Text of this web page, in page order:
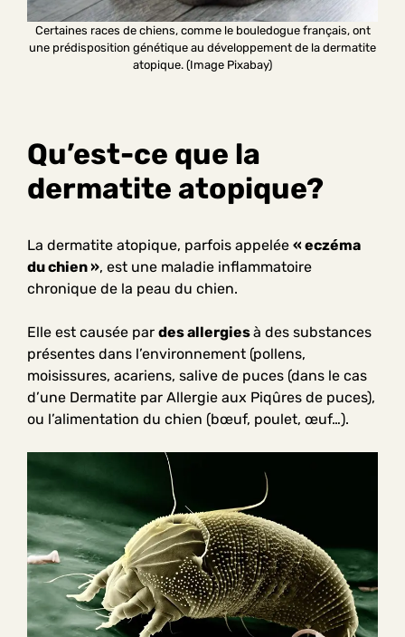
Certaines races de chiens, comme le bouledogue français, ont
une prédisposition génétique au développement de la dermatite
atopique. (Image Pixabay)
Qu’est-ce que la
dermatite atopique?
La dermatite atopique, parfois appelée « eczéma
du chien », est une maladie inflammatoire
chronique de la peau du chien.
Elle est causée par des allergiesà des substances
présentes dans l’environnement (pollens,
moisissures, acariens, salive de puces (dans le cas
d’une Dermatite par Allergie aux Piqûres de puces),
ou l’alimentation du chien (bœuf, poulet, œuf…).